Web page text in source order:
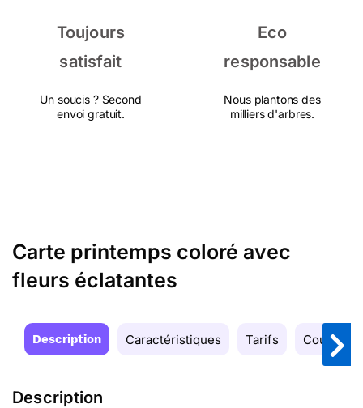
Toujours
satisfait
Un soucis ? Second
envoi gratuit.
Eco
responsable
Nous plantons des
milliers d'arbres.
Carte printemps coloré avec
fleurs éclatantes
Description Caractéristiques Tarifs Couleurs
Description